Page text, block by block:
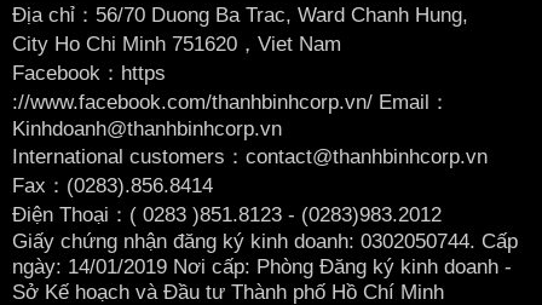
Địa chỉ：56/70 Duong Ba Trac, Ward Chanh Hung,
City Ho Chi Minh 751620，Viet Nam
Facebook： https
://www.facebook.com/thanhbinhcorp.vn/ Email：
Kinhdoanh@thanhbinhcorp.vn
International customers：contact@thanhbinhcorp.vn
Fax：(0283).856.8414
Điện Thoại：( 0283 )851.8123 - (0283)983.2012
Giấy chứng nhận đăng ký kinh doanh: 0302050744. Cấp
ngày: 14/01/2019 Nơi cấp: Phòng Đăng ký kinh doanh -
Sở Kế hoạch và Đầu tư Thành phố Hồ Chí Minh